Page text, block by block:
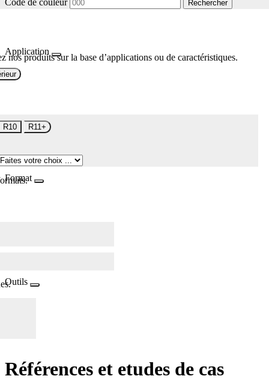
Code de couleur Rechercher
Application
nos produits sur la base d’applications ou de caractéristiques.
R10 R11+
Format
Outils
Références et etudes de cas